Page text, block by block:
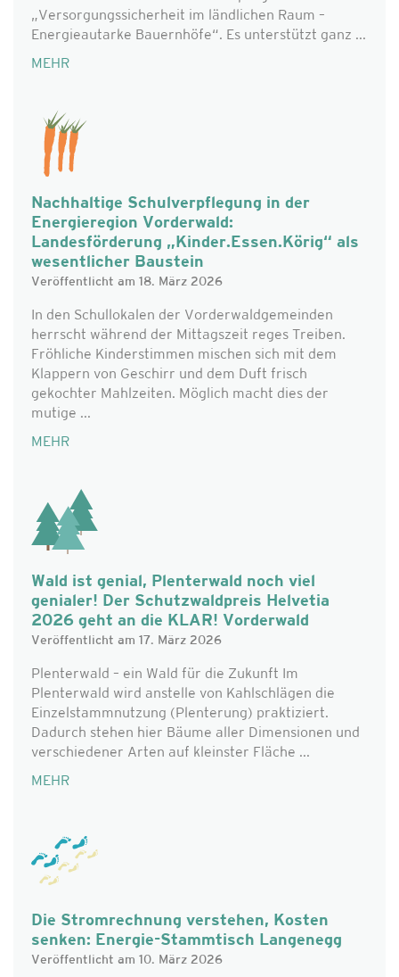
„Versorgungssicherheit im ländlichen Raum –
Energieautarke Bauernhöfe“. Es unterstützt ganz ...
MEHR
Nachhaltige Schulverpflegung in der
Energieregion Vorderwald:
Landesförderung „Kinder.Essen.Körig“ als
wesentlicher Baustein
Veröffentlicht am 18. März 2026
In den Schullokalen der Vorderwaldgemeinden
herrscht während der Mittagszeit reges Treiben.
Fröhliche Kinderstimmen mischen sich mit dem
Klappern von Geschirr und dem Duft frisch
gekochter Mahlzeiten. Möglich macht dies der
mutige ...
MEHR
Wald ist genial, Plenterwald noch viel
genialer! Der Schutzwaldpreis Helvetia
2026 geht an die KLAR! Vorderwald
Veröffentlicht am 17. März 2026
Plenterwald – ein Wald für die Zukunft Im
Plenterwald wird anstelle von Kahlschlägen die
Einzelstammnutzung (Plenterung) praktiziert.
Dadurch stehen hier Bäume aller Dimensionen und
verschiedener Arten auf kleinster Fläche ...
MEHR
Die Stromrechnung verstehen, Kosten
senken: Energie-Stammtisch Langenegg
Veröffentlicht am 10. März 2026